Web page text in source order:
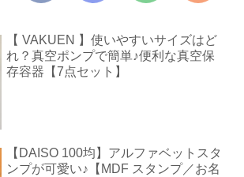
【 VAKUEN 】使いやすいサイズはど
れ？真空ポンプで簡単♪便利な真空保
存容器【7点セット】
【DAISO 100均】アルファベットスタ
ンプが可愛い♪【MDF スタンプ／お名